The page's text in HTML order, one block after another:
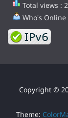
Total views :
Who's Online
Copyright ©
Theme: